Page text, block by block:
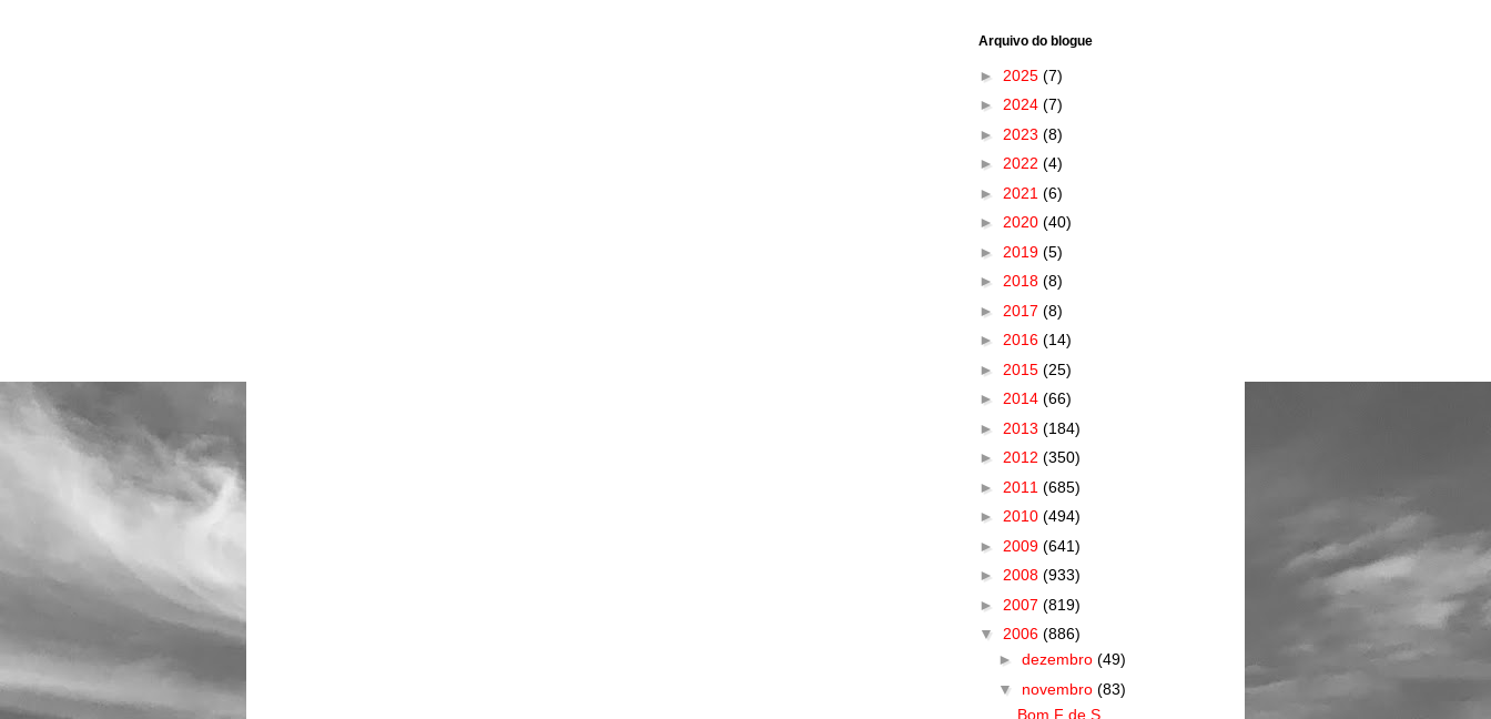
Arquivo do blogue
► 2025 (7)
► 2024 (7)
► 2023 (8)
► 2022 (4)
► 2021 (6)
► 2020 (40)
► 2019 (5)
► 2018 (8)
► 2017 (8)
► 2016 (14)
► 2015 (25)
► 2014 (66)
► 2013 (184)
► 2012 (350)
► 2011 (685)
► 2010 (494)
► 2009 (641)
► 2008 (933)
► 2007 (819)
▼ 2006 (886)
► dezembro (49)
▼ novembro (83)
Bom F de S